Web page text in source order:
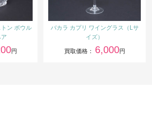
ン ボウル
ア
円
バカラ カプリ ワイングラス（Lサ
イズ）
買取価格： 6,000円